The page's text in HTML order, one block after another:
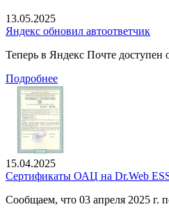
13.05.2025
Яндекс обновил автоответчик
Теперь в Яндекс Почте доступен
Подробнее
15.04.2025
Сертификаты ОАЦ на Dr.Web
Сообщаем, что 03 апреля 2025